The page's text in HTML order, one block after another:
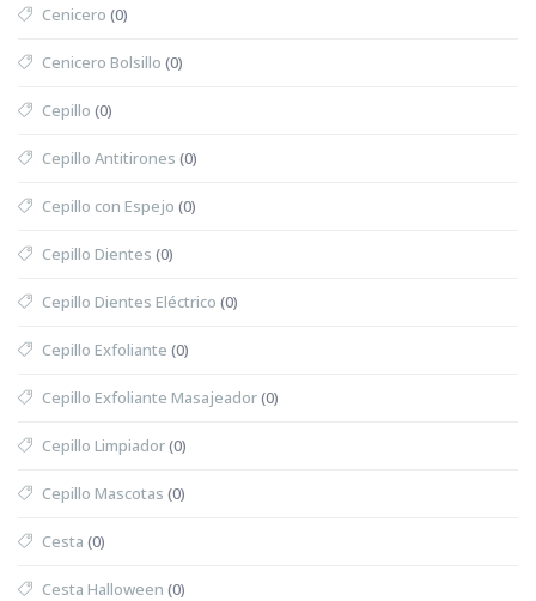
Cenicero (0)
Cenicero Bolsillo (0)
Cepillo (0)
Cepillo Antitirones (0)
Cepillo con Espejo (0)
Cepillo Dientes (0)
Cepillo Dientes Eléctrico (0)
Cepillo Exfoliante (0)
Cepillo Exfoliante Masajeador(0)
Cepillo Limpiador(0)
Cepillo Mascotas (0)
Cesta (0)
Cesta Halloween (0)